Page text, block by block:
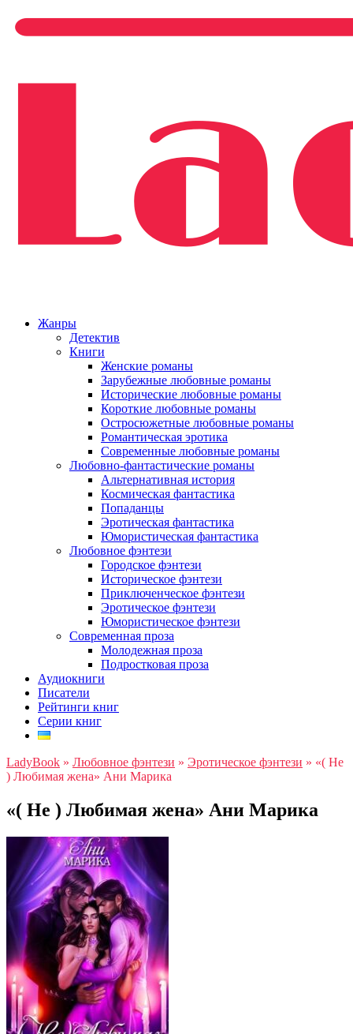
Жанры
Детектив
Книги
Женские романы
Зарубежные любовные романы
Исторические любовные романы
Короткие любовные романы
Остросюжетные любовные романы
Романтическая эротика
Современные любовные романы
Любовно-фантастические романы
Альтернативная история
Космическая фантастика
Попаданцы
Эротическая фантастика
Юмористическая фантастика
Любовное фэнтези
Городское фэнтези
Историческое фэнтези
Приключенческое фэнтези
Эротическое фэнтези
Юмористическое фэнтези
Современная проза
Молодежная проза
Подростковая проза
Аудиокниги
Писатели
Рейтинги книг
Серии книг
LadyBook » Любовное фэнтези » Эротическое фэнтези » «( Не
) Любимая жена» Ани Марика
«( Не ) Любимая жена» Ани Марика